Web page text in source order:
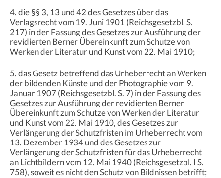
4. die §§ 3, 13 und 42 des Gesetzes über das
Verlagsrecht vom 19. Juni 1901 (Reichsgesetzbl. S.
217) in der Fassung des Gesetzes zur Ausführung der
revidierten Berner Übereinkunft zum Schutze von
Werken der Literatur und Kunst vom 22. Mai 1910;
5. das Gesetz betreffend das Urheberrecht an Werken
der bildenden Künste und der Photographie vom 9.
Januar 1907 (Reichsgesetzbl. S. 7) in der Fassung des
Gesetzes zur Ausführung der revidierten Berner
Übereinkunft zum Schutze von Werken der Literatur
und Kunst vom 22. Mai 1910, des Gesetzes zur
Verlängerung der Schutzfristen im Urheberrecht vom
13. Dezember 1934 und des Gesetzes zur
Verlängerung der Schutzfristen für das Urheberrecht
an Lichtbildern vom 12. Mai 1940 (Reichsgesetzbl. I S.
758), soweit es nicht den Schutz von Bildnissen betrifft;